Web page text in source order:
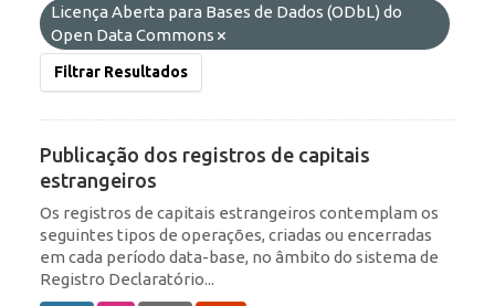
Licença Aberta para Bases de Dados (ODbL) do
Open Data Commons
Filtrar Resultados
Publicação dos registros de capitais
estrangeiros
Os registros de capitais estrangeiros contemplam os
seguintes tipos de operações, criadas ou encerradas
em cada período data-base, no âmbito do sistema de
Registro Declaratório...